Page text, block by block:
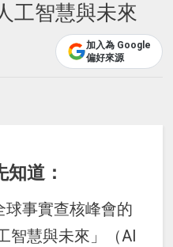
工智慧與未來
加入為 Google
偏好來源
道：
球事實查核峰會的
智慧與未來」（AI